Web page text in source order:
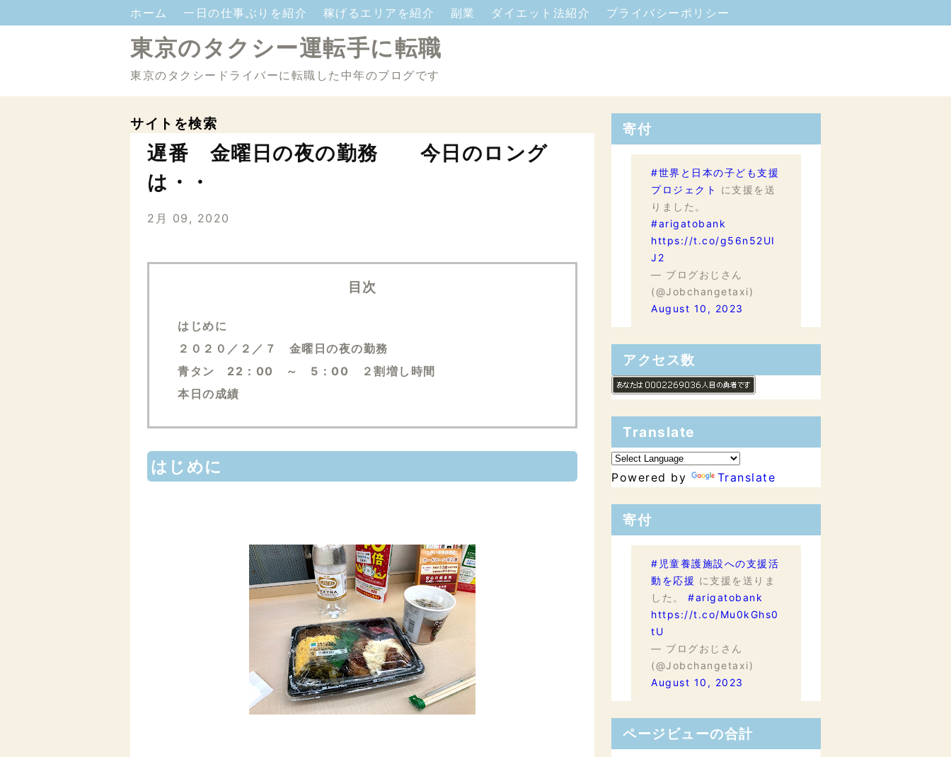
ホーム 一日の仕事ぶりを紹介 稼げるエリアを紹介 副業 ダイエット法紹介 プライバシーポリシー
東京のタクシー運転手に転職
東京のタクシードライバーに転職した中年のブログです
サイトを検索
遅番 金曜日の夜の勤務 今日のロング
は・・
2月 09, 2020
目次
はじめに
２０２０／２／７ 金曜日の夜の勤務
青タン 22：00 ～ 5：00 ２割増し時間
本日の成績
はじめに
寄付
#世界と日本の子ども支援
プロジェクト
に支援を送
りました。
#arigatobank
https://t.co/g56n52UI
J2
— ブログおじさん
(@Jobchangetaxi)
August 10, 2023
アクセス数
Translate
Powered by Translate
寄付
#児童養護施設への支援活
動を応援 に支援を送りま
した。 #arigatobank
https://t.co/Mu0kGhs0
tU
— ブログおじさん
(@Jobchangetaxi)
August 10, 2023
ページビューの合計